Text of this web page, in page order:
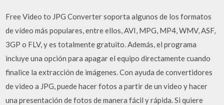
Free Video to JPG Converter soporta algunos de los formatos
de vídeo más populares, entre ellos, AVI, MPG, MP4, WMV, ASF,
3GP o FLV, y es totalmente gratuito. Además, el programa
incluye una opción para apagar el equipo directamente cuando
finalice la extracción de imágenes. Con ayuda de convertidores
de video a JPG, puede hacer fotos a partir de un video y hacer
una presentación de fotos de manera fácil y rápida. Si quiere